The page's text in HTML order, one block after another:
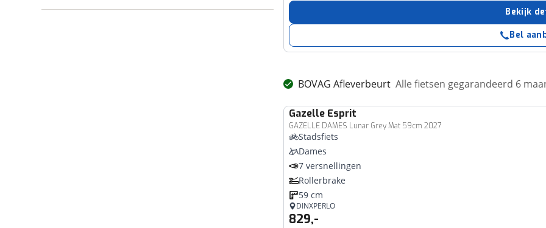
Bekijk
Bel
BOVAG Afleverbeurt Alle fietsen gegarandeerd 6
Gazelle Esprit
GAZELLE DAMES Lunar Grey Mat 59cm 2027
Stadsfiets
Dames
7 versnellingen
Rollerbrake
59 cm
DINXPERLO
829,-